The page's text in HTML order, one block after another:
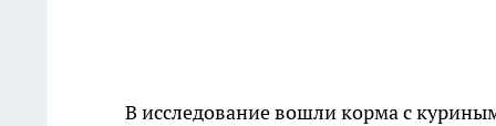
В исследование вошли корма с